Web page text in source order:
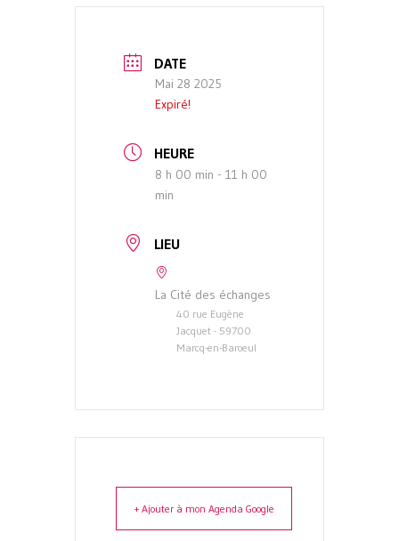
DATE
Mai 28 2025
Expiré!
HEURE
8 h 00 min - 11 h 00
min
LIEU
La Cité des échanges
40 rue Eugène
Jacquet - 59700
Marcq-en-Baroeul
+ Ajouter à mon Agenda Google